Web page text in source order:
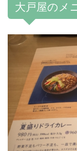
大戸屋のメ